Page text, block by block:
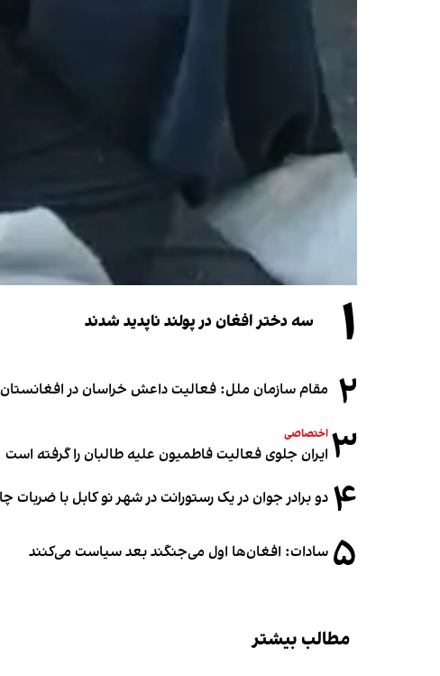
۱ سه دختر افغان در پولند ناپدید شدند
۲ مقام سازمان ملل: فعالیت داعش خراسان در
۳ اختصاصی
ایران جلوی فعالیت فاطمیون علیه طالبان را گرفته است
۴ دو برادر جوان در یک رستورانت در شهر نو کابل با ضربات
۵ سادات: افغان‌ها اول می‌جنگند بعد سیاست می‌کنند
مطالب بیشتر